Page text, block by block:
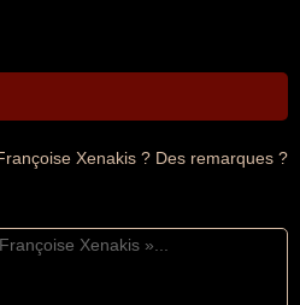
Xenakis ? Des remarques ?